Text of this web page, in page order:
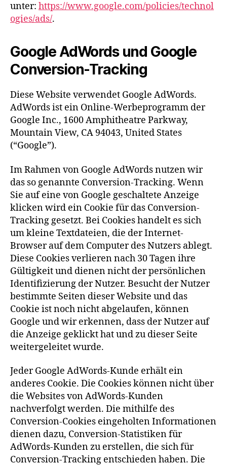
unter: https://www.google.com/policies/technol
ogies/ads/.
Google AdWords und Google
Conversion-Tracking
Diese Website verwendet Google AdWords.
AdWords ist ein Online-Werbeprogramm der
Google Inc., 1600 Amphitheatre Parkway,
Mountain View, CA 94043, United States
(“Google”).
Im Rahmen von Google AdWords nutzen wir
das so genannte Conversion-Tracking. Wenn
Sie auf eine von Google geschaltete Anzeige
klicken wird ein Cookie für das Conversion-
Tracking gesetzt. Bei Cookies handelt es sich
um kleine Textdateien, die der Internet-
Browser auf dem Computer des Nutzers ablegt.
Diese Cookies verlieren nach 30 Tagen ihre
Gültigkeit und dienen nicht der persönlichen
Identifizierung der Nutzer. Besucht der Nutzer
bestimmte Seiten dieser Website und das
Cookie ist noch nicht abgelaufen, können
Google und wir erkennen, dass der Nutzer auf
die Anzeige geklickt hat und zu dieser Seite
weitergeleitet wurde.
Jeder Google AdWords-Kunde erhält ein
anderes Cookie. Die Cookies können nicht über
die Websites von AdWords-Kunden
nachverfolgt werden. Die mithilfe des
Conversion-Cookies eingeholten Informationen
dienen dazu, Conversion-Statistiken für
AdWords-Kunden zu erstellen, die sich für
Conversion-Tracking entschieden haben. Die